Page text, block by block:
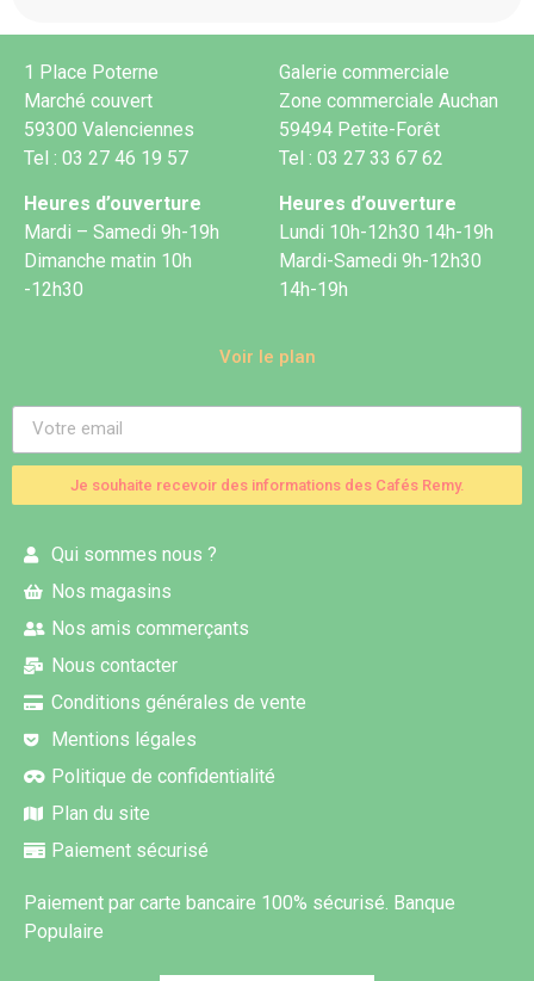
1 Place Poterne
Marché couvert
59300 Valenciennes
Tel : 03 27 46 19 57
Heures d’ouverture
Mardi – Samedi 9h-19h
Dimanche matin 10h
-12h30
Galerie commerciale
Zone commerciale Auchan
59494 Petite-Forêt
Tel : 03 27 33 67 62
Heures d’ouverture
Lundi 10h-12h30 14h-19h
Mardi-Samedi 9h-12h30
14h-19h
Voir le plan
Je souhaite recevoir des informations des Cafés Remy.
Qui sommes nous ?
Nos magasins
Nos amis commerçants
Nous contacter
Conditions générales de vente
Mentions légales
Politique de confidentialité
Plan du site
Paiement sécurisé
Paiement par carte bancaire 100% sécurisé. Banque
Populaire